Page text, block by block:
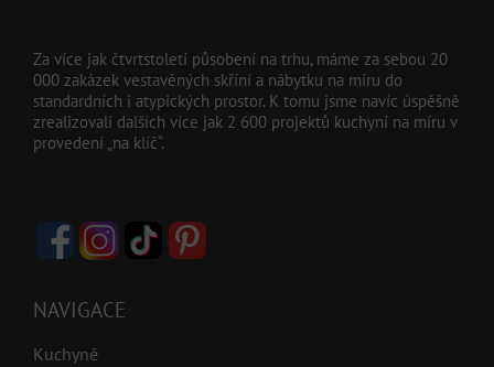
Za více jak čtvrtstoletí působení na trhu, máme za sebou 20
000 zakázek vestavěných skříní a nábytku na míru do
standardních i atypických prostor. K tomu jsme navíc úspěšně
zrealizovali dalších více jak 2 600 projektů kuchyní na míru v
provedení „na klíč“.
NAVIGACE
Kuchyně